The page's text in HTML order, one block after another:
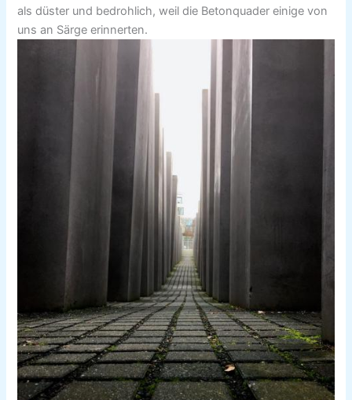
als düster und bedrohlich, weil die Betonquader einige von
uns an Särge erinnerten.